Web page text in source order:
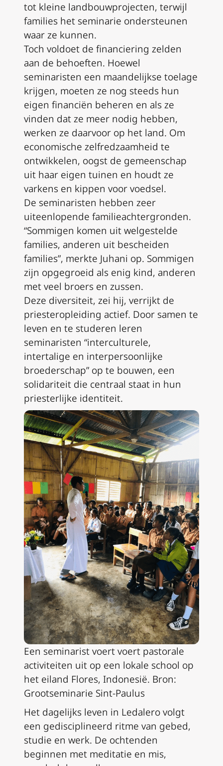
tot kleine landbouwprojecten, terwijl
families het seminarie ondersteunen
waar ze kunnen.
Toch voldoet de financiering zelden
aan de behoeften. Hoewel
seminaristen een maandelijkse toelage
krijgen, moeten ze nog steeds hun
eigen financiën beheren en als ze
vinden dat ze meer nodig hebben,
werken ze daarvoor op het land. Om
economische zelfredzaamheid te
ontwikkelen, oogst de gemeenschap
uit haar eigen tuinen en houdt ze
varkens en kippen voor voedsel.
De seminaristen hebben zeer
uiteenlopende familieachtergronden.
“Sommigen komen uit welgestelde
families, anderen uit bescheiden
families”, merkte Juhani op. Sommigen
zijn opgegroeid als enig kind, anderen
met veel broers en zussen.
Deze diversiteit, zei hij, verrijkt de
priesteropleiding actief. Door samen te
leven en te studeren leren
seminaristen “interculturele,
intertalige en interpersoonlijke
broederschap” op te bouwen, een
solidariteit die centraal staat in hun
priesterlijke identiteit.
Een seminarist voert voert pastorale
activiteiten uit op een lokale school op
het eiland Flores, Indonesië. Bron:
Grootseminarie Sint-Paulus
Het dagelijks leven in Ledalero volgt
een gedisciplineerd ritme van gebed,
studie en werk. De ochtenden
beginnen met meditatie en mis,